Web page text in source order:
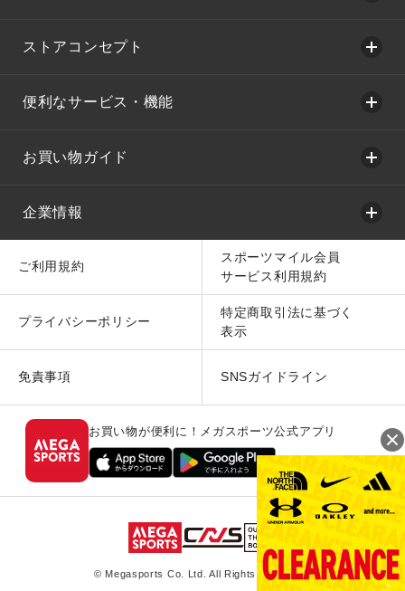
ストアコンセプト
便利なサービス・機能
お買い物ガイド
企業情報
ご利用規約
スポーツマイル会員
サービス利用規約
プライバシーポリシー
特定商取引法に基づく
表示
免責事項 SNSガイドライン
お買い物が便利に！メガスポーツ公式アプリ
© Megasports Co. Ltd. All Rights Reserved.